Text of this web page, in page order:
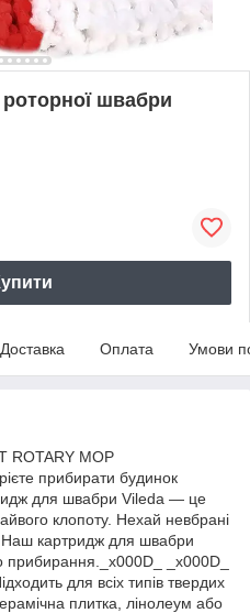
швабри
Доставка Оплата Умови
ROTARY MOP
прибирати будинок
для швабри Vileda — це
клопоту. Нехай невбрані
Наш картридж для швабри
прибирання._x000D_ _x000D_
для всіх типів твердих
плитка, лінолеум або